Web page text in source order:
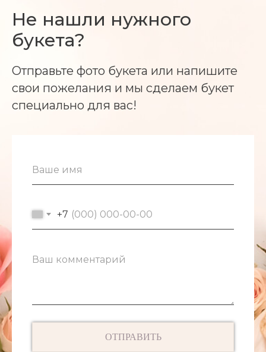
Не нашли нужного
букета?
Отправьте фото букета или напишите
свои пожелания и мы сделаем букет
специально для вас!
+7
ОТПРАВИТЬ